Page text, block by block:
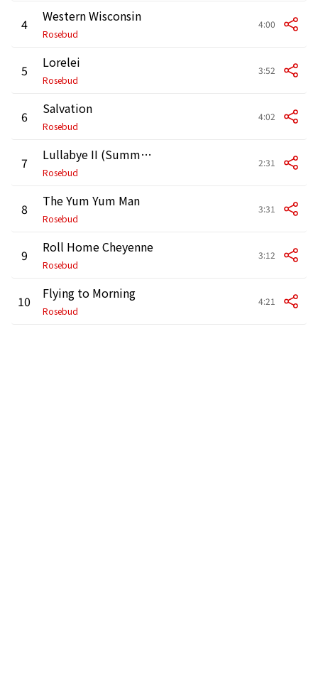
4 Western Wisconsin
Rosebud
4:00
5 Lorelei
Rosebud
3:52
6 Salvation
Rosebud
4:02
7 Lullabye II (Summer Carol)
Rosebud
2:31
8 The Yum Yum Man
Rosebud
3:31
9 Roll Home Cheyenne
Rosebud
3:12
10 Flying to Morning
Rosebud
4:21